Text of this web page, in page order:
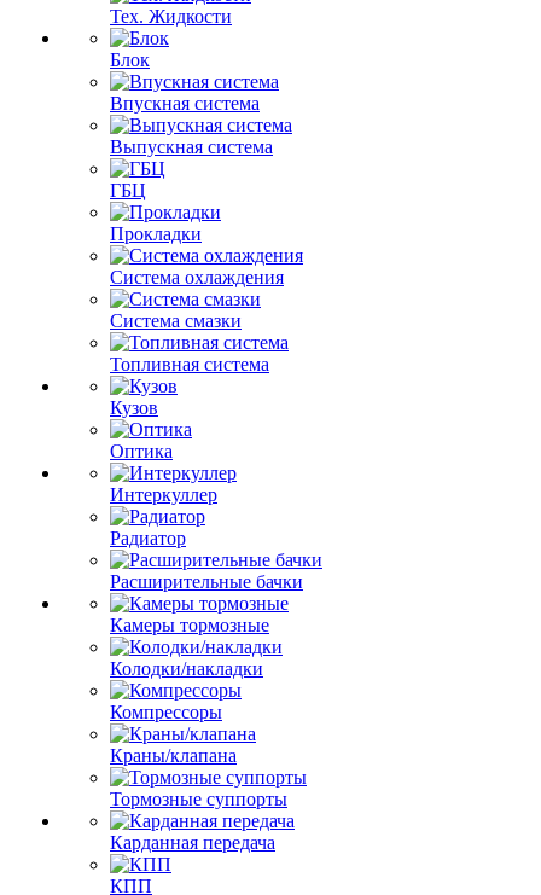
Тех. Жидкости
Блок
Впускная система
Выпускная система
ГБЦ
Прокладки
Система охлаждения
Система смазки
Топливная система
Кузов
Оптика
Интеркуллер
Радиатор
Расширительные бачки
Камеры тормозные
Колодки/накладки
Компрессоры
Краны/клапана
Тормозные суппорты
Карданная передача
КПП